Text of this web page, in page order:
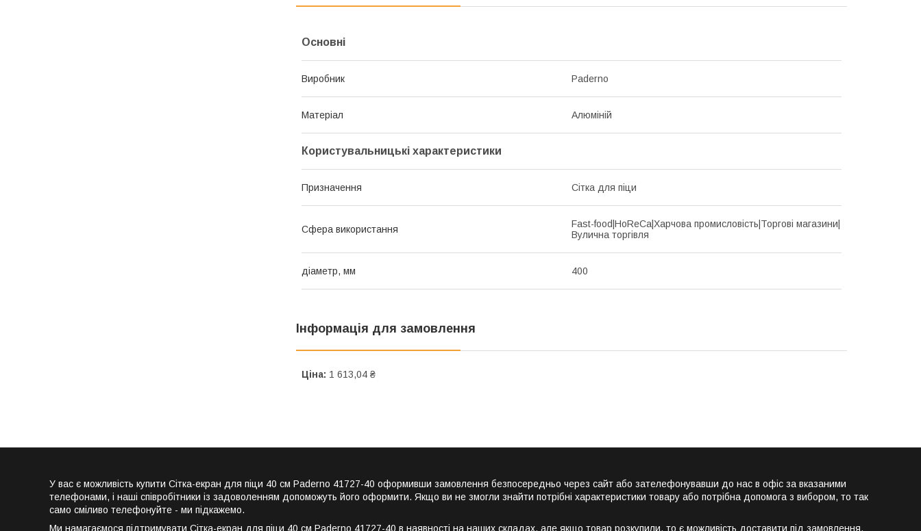
Основні
Виробник Paderno
Матеріал Алюміній
Користувальницькі характеристики
Призначення Сітка для піци
Сфера використання
Fast-food|HoReCa|Харчова промисловість|Торгові магазини|
Вулична торгівля
діаметр, мм 400
Інформація для замовлення
Ціна: 1 613,04 ₴
У вас є можливість купити Сітка-екран для піци 40 см Paderno 41727-40 оформивши замовлення безпосередньо через сайт або зателефонувавши до нас в офіс за вказаними
телефонами, і наші співробітники із задоволенням допоможуть його оформити. Якщо ви не змогли знайти потрібні характеристики товару або потрібна допомога з вибором, то так
само сміливо телефонуйте - ми підкажемо.
Ми намагаємося підтримувати Сітка-екран для піци 40 см Paderno 41727-40 в наявності на наших складах, але якщо товар розкупили, то є можливість доставити під замовлення.